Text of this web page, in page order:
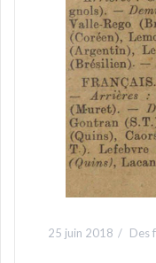
25 juin 2018 Des